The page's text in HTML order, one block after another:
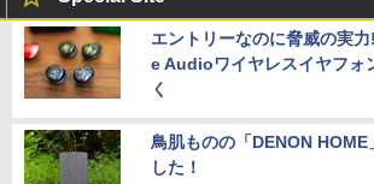
エントリーなのに脅威の実
e Audioワイヤレスイヤフォ
く
鳥肌ものの「DENON HOME
した！